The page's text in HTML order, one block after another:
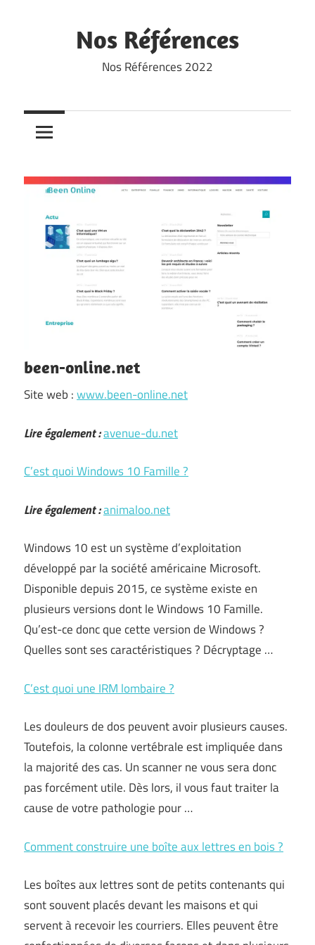
Nos Références
Nos Références 2022
been-online.net
Site web :www.been-online.net
Lire également :avenue-du.net
C’est quoi Windows 10 Famille ?
Lire également :animaloo.net
Windows 10 est un système d’exploitation
développé par la société américaine Microsoft.
Disponible depuis 2015, ce système existe en
plusieurs versions dont le Windows 10 Famille.
Qu’est-ce donc que cette version de Windows ?
Quelles sont ses caractéristiques ? Décryptage …
C’est quoi une IRM lombaire ?
Les douleurs de dos peuvent avoir plusieurs causes.
Toutefois, la colonne vertébrale est impliquée dans
la majorité des cas. Un scanner ne vous sera donc
pas forcément utile. Dès lors, il vous faut traiter la
cause de votre pathologie pour …
Comment construire une boîte aux lettres en bois ?
Les boîtes aux lettres sont de petits contenants qui
sont souvent placés devant les maisons et qui
servent à recevoir les courriers. Elles peuvent être